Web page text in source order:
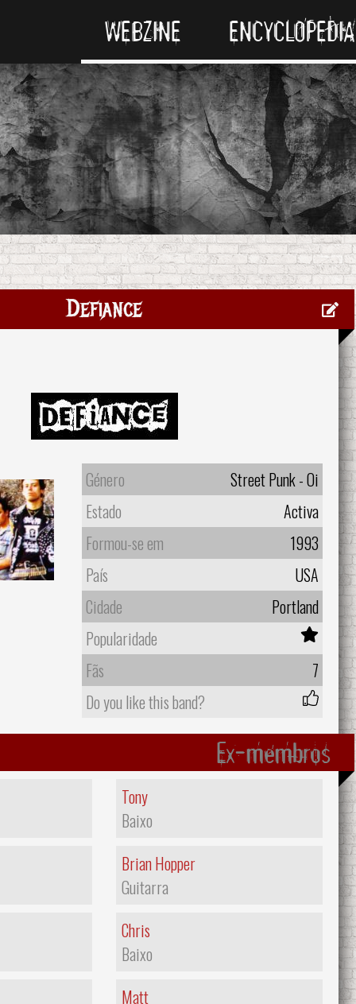
WEBZINE ENCYCLOPEDIA
Defiance
Género
Street Punk - Oi
Estado
Activa
Formou-se em
1993
País
USA
Cidade
Portland
Popularidade
Fãs
7
Do you like this band?
Ex-membros
Tony
Baixo
Brian Hopper
Guitarra
Chris
Baixo
Matt